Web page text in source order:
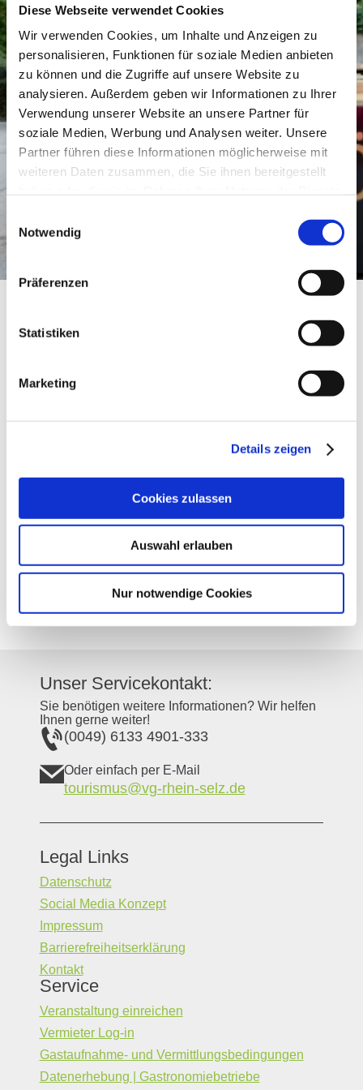
Diese Webseite verwendet Cookies
Wir verwenden Cookies, um Inhalte und Anzeigen zu
personalisieren, Funktionen für soziale Medien anbieten
zu können und die Zugriffe auf unsere Website zu
analysieren. Außerdem geben wir Informationen zu Ihrer
Verwendung unserer Website an unsere Partner für
soziale Medien, Werbung und Analysen weiter. Unsere
Partner führen diese Informationen möglicherweise mit
weiteren Daten zusammen, die Sie ihnen bereitgestellt
Notwendig
Präferenzen
Statistiken
Marketing
Details zeigen
Cookies zulassen
Auswahl erlauben
Nur notwendige Cookies
Kontakt
Weingut Höbel
An der Allee 1
E-Mail:info@weingut-hoebel.de
https://www.weingut-
https://www.instagram.com/weinguthoebel/
Unser Servicekontakt:
Sie benötigen weitere Informationen? Wir helfen
Ihnen gerne weiter!
(0049) 6133 4901-333
Oder einfach per E-Mail
tourismus@vg-rhein-selz.de
Legal Links
Datenschutz
Social Media Konzept
Impressum
Barrierefreiheitserklärung
Kontakt
Service
Veranstaltung einreichen
Vermieter Log-in
Gastaufnahme- und Vermittlungsbedingungen
Datenerhebung | Gastronomiebetriebe